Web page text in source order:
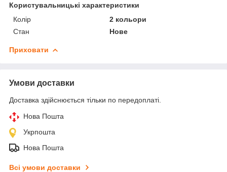
Користувальницькі характеристики
Колір
2 кольори
Стан
Нове
Приховати
Умови доставки
Доставка здійснюється тільки по передоплаті.
Нова Пошта
Укрпошта
Нова Пошта
Всі умови доставки